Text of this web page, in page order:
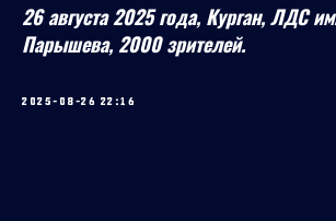
26 августа 2025 года, Курган, ЛДС
Парышева, 2000 зрителей.
2025-08-26 22:16